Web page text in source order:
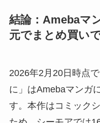
結論：Amebaマ
元でまとめ買い
2026年2月20日時点
に」はAmebaマンガ
す。本作はコミック